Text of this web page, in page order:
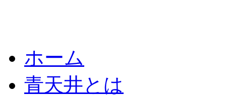
ホーム
青天井とは